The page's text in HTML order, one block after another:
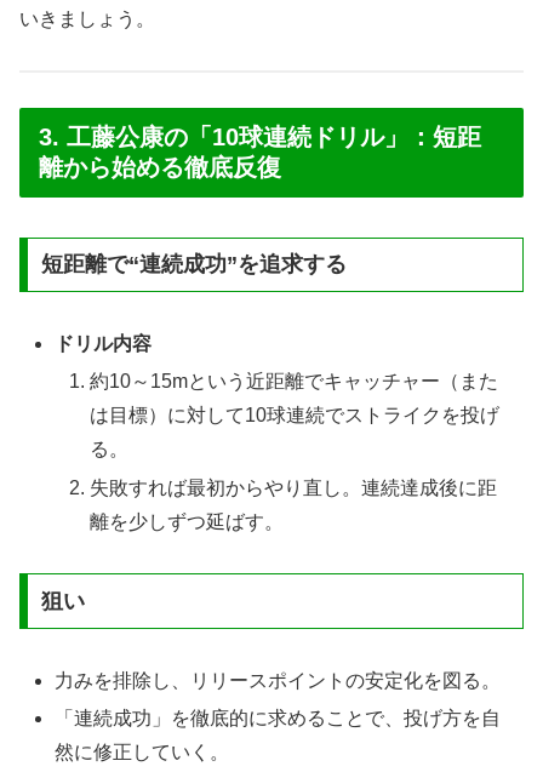
いきましょう。
3. 工藤公康の「10球連続ドリル」：短距
離から始める徹底反復
短距離で“連続成功”を追求する
ドリル内容
約10～15mという近距離でキャッチャー（また
は目標）に対して10球連続でストライクを投げ
る。
失敗すれば最初からやり直し。連続達成後に距
離を少しずつ延ばす。
狙い
力みを排除し、リリースポイントの安定化を図る。
「連続成功」を徹底的に求めることで、投げ方を自
然に修正していく。